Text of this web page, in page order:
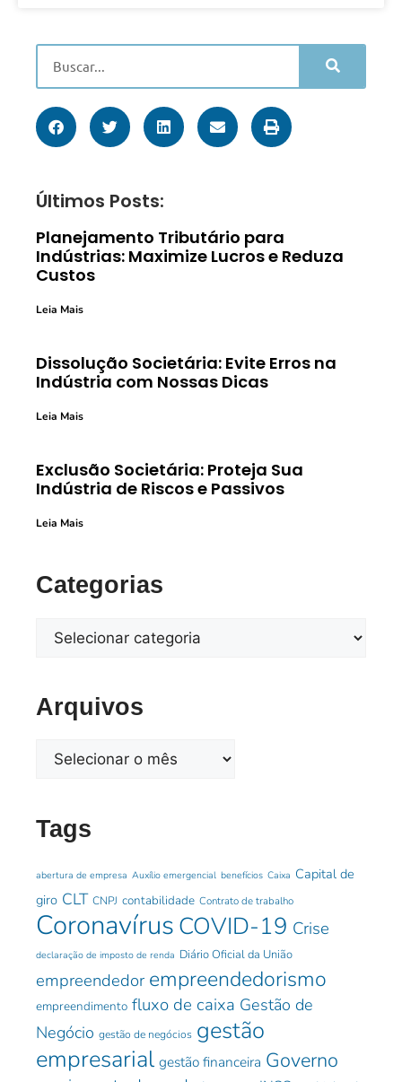
Últimos Posts:
Planejamento Tributário para
Indústrias: Maximize Lucros e Reduza
Custos
Leia Mais
Dissolução Societária: Evite Erros na
Indústria com Nossas Dicas
Leia Mais
Exclusão Societária: Proteja Sua
Indústria de Riscos e Passivos
Leia Mais
Categorias
Arquivos
Tags
abertura de empresa Auxílio emergencial benefícios Caixa Capital de
giro CLT CNPJ contabilidade Contrato de trabalho
Coronavírus COVID-19 Crise
declaração de imposto de renda Diário Oficial da União
empreendedor empreendedorismo
empreendimento fluxo de caixa Gestão de
Negócio gestão de negócios gestão
empresarial gestão financeira Governo